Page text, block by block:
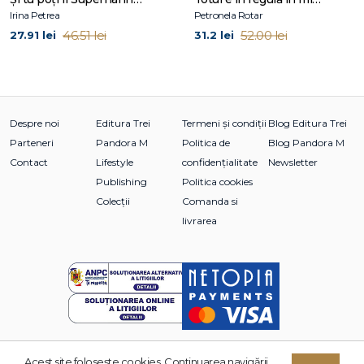
4. R: Recunoașterea emoțiilor
5. U: Înțelegerea emoțiilor
6. L: Etichetarea emoțiilor
succes și stare de bine optimă
9. Emoțiile — acasă
10. Emoțiile la școală: de la grădiniță până la facultate
11. Emoțiile la locul de muncă
Crearea unei revoluții a emoțiilor
Irina Petrea
27.91 lei 46.51 lei
Petronela Rotar
31.2 lei 52.00 lei
Despre noi
Parteneri
Contact
Editura Trei
Pandora M
Lifestyle
Publishing
Colecții
Termeni și condiții
Politica de
confidențialitate
Politica cookies
Comanda si
livrarea
Blog Editura Trei
Blog Pandora M
Newsletter
Acest site foloseşte cookies. Continuarea navigării